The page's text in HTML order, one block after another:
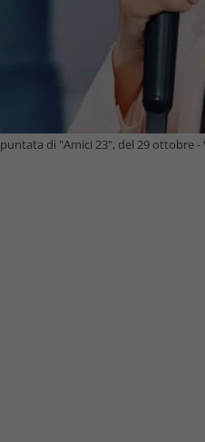
di "Amici 23", del 29 ottobre -